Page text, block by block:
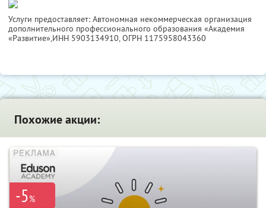
Услуги предоставляет: Автономная некоммерческая организация
дополнительного профессионального образования «Академия
«Развитие»,ИНН 5903134910, ОГРН 1175958043360
Похожие акции:
-5%